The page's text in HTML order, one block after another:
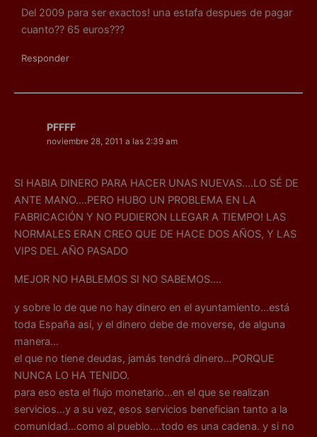
Del 2009 para ser exactos! una estafa despues de pagar
cuanto?? 65 euros???
Responder
PFFFF
noviembre 28, 2011 a las 2:39 am
SI HABIA DINERO PARA HACER UNAS NUEVAS….LO SÉ DE
ANTE MANO….PERO HUBO UN PROBLEMA EN LA
FABRICACIÓN Y NO PUDIERON LLEGAR A TIEMPO! LAS
NORMALES ERAN CREO QUE DE HACE DOS AÑOS, Y LAS
VIPS DEL AÑO PASADO
MEJOR NO HABLEMOS SI NO SABEMOS….
y sobre lo de que no hay dinero en el ayuntamiento…está
toda España así, y el dinero debe de moverse, de alguna
manera…
el que no tiene deudas, jamás tendrá dinero…PORQUE
NUNCA LO HA TENIDO.
para eso esta el flujo monetario…en el que se realizan
servicios…y a su vez, esos servicios benefician tanto a la
comunidad…como al pueblo….todo es una cadena. y si no